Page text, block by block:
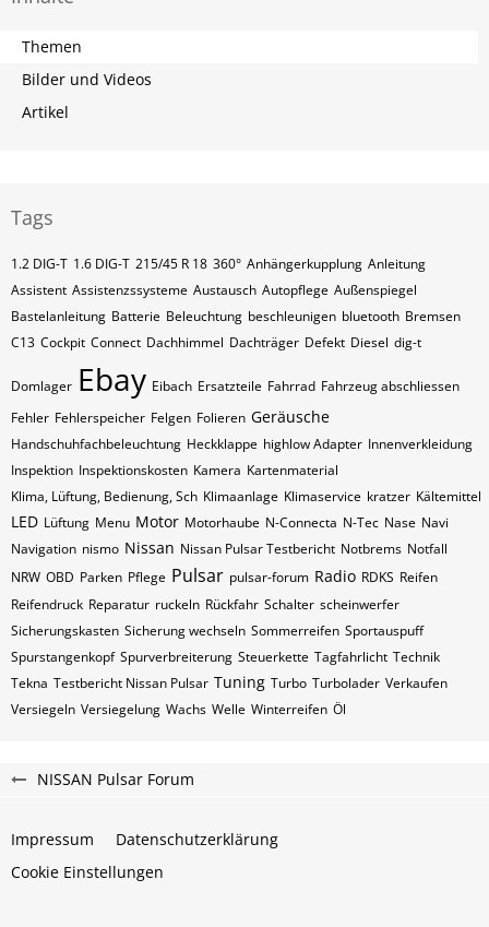
Themen
Bilder und Videos
Artikel
Tags
1.2 DIG-T 1.6 DIG-T 215/45 R 18 360° Anhängerkupplung Anleitung
Assistent Assistenzssysteme Austausch Autopflege Außenspiegel
Bastelanleitung Batterie Beleuchtung beschleunigen bluetooth Bremsen
C13 Cockpit Connect Dachhimmel Dachträger Defekt Diesel dig-t
Domlager Ebay Eibach Ersatzteile Fahrrad Fahrzeug abschliessen
Fehler Fehlerspeicher Felgen Folieren Geräusche
Handschuhfachbeleuchtung Heckklappe highlow Adapter Innenverkleidung
Inspektion Inspektionskosten Kamera Kartenmaterial
Klima, Lüftung, Bedienung, Sch Klimaanlage Klimaservice kratzer Kältemittel
LED Lüftung Menu Motor Motorhaube N-Connecta N-Tec Nase Navi
Navigation nismo Nissan Nissan Pulsar Testbericht Notbrems Notfall
NRW OBD Parken Pflege Pulsar pulsar-forum Radio RDKS Reifen
Reifendruck Reparatur ruckeln Rückfahr Schalter scheinwerfer
Sicherungskasten Sicherung wechseln Sommerreifen Sportauspuff
Spurstangenkopf Spurverbreiterung Steuerkette Tagfahrlicht Technik
Tekna Testbericht Nissan Pulsar Tuning Turbo Turbolader Verkaufen
Versiegeln Versiegelung Wachs Welle Winterreifen Öl
NISSAN Pulsar Forum
Impressum
Datenschutzerklärung
Cookie Einstellungen